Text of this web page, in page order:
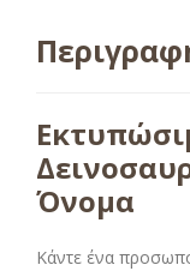
Όνομα
Κάντε ένα